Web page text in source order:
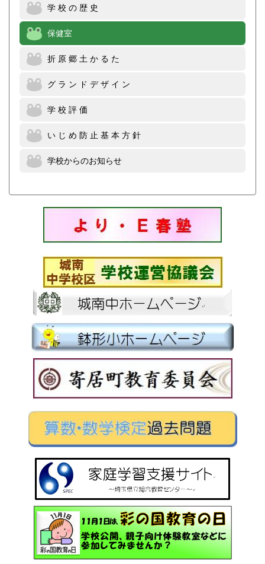
学 校 の 歴 史
保健室
折 原 郷 土 か る た
グ ラ ン ド デ ザ イ ン
学 校 評 価
い じ め 防 止 基 本 方 針
学校からのお知らせ